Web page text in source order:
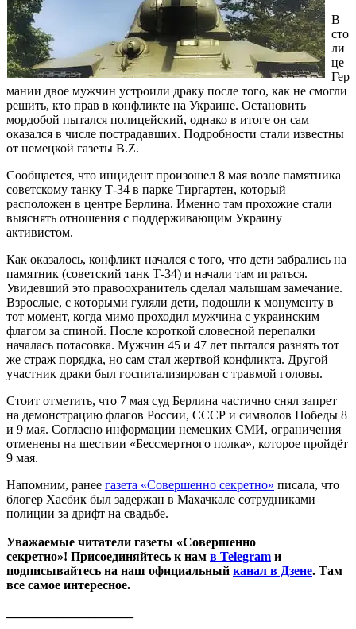
В
сто
ли
це
Гер
мании двое мужчин устроили драку после того, как не смогли
решить, кто прав в конфликте на Украине. Остановить
мордобой пытался полицейский, однако в итоге он сам
оказался в числе пострадавших. Подробности стали известны
от немецкой газеты B.Z.
Сообщается, что инцидент произошел 8 мая возле памятника
советскому танку Т-34 в парке Тиргартен, который
расположен в центре Берлина. Именно там прохожие стали
выяснять отношения с поддерживающим Украину
активистом.
Как оказалось, конфликт начался с того, что дети забрались на
памятник (советский танк Т-34) и начали там играться.
Увидевший это правоохранитель сделал малышам замечание.
Взрослые, с которыми гуляли дети, подошли к монументу в
тот момент, когда мимо проходил мужчина с украинским
флагом за спиной. После короткой словесной перепалки
началась потасовка. Мужчин 45 и 47 лет пытался разнять тот
же страж порядка, но сам стал жертвой конфликта. Другой
участник драки был госпитализирован с травмой головы.
Стоит отметить, что 7 мая суд Берлина частично снял запрет
на демонстрацию флагов России, СССР и символов Победы 8
и 9 мая. Согласно информации немецких СМИ, ограничения
отменены на шествии «Бессмертного полка», которое пройдёт
9 мая.
Напомним, ранее газета «Совершенно секретно» писала, что
блогер Хасбик был задержан в Махачкале сотрудниками
полиции за дрифт на свадьбе.
Уважаемые читатели газеты «Совершенно
секретно»! Присоединяйтесь к нам в Telegram и
подписывайтесь на наш официальный канал в Дзене. Там
все самое интересное.